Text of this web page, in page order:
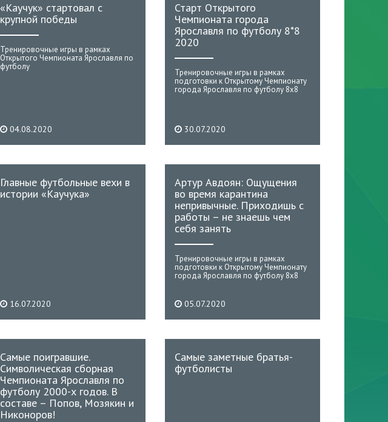
«Каучук» стартовал с
крупной победы
Тренировочные игры в рамках
Открытого Чемпионата Ярославля по
футболу
04.08.2020
Старт Открытого
Чемпионата города
Ярославля по футболу 8*8
2020
Тренировочные игры в рамках
подготовки к Открытому Чемпионату
города Ярославля по футболу 8х8
30.07.2020
Главные футбольные вехи в
истории «Каучука»
16.07.2020
Артур Авдоян: Ощущения
во время карантина
непривычные. Приходишь с
работы – не знаешь чем
себя занять
Тренировочные игры в рамках
подготовки к Открытому Чемпионату
города Ярославля по футболу 8х8
05.07.2020
Самые поигравшие.
Символическая сборная
Чемпионата Ярославля по
футболу 2000-х годов. В
составе – Попов, Мозякин и
Никоноров!
Самые заметные братья-
футболисты